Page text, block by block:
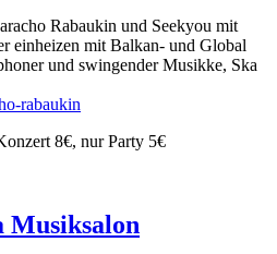
Rabaukin und Seekyou mit
einheizen mit Balkan- und Global
und swingender Musikke, Ska
rabaukin
8€, nur Party 5€
Musiksalon